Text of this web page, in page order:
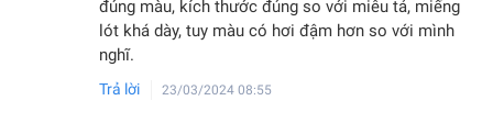
đúng màu, kích thước đúng so với miêu tả, miếng
lót khá dày, tuy màu có hơi đậm hơn so với mình
nghĩ.
Trả lời 23/03/2024 08:55